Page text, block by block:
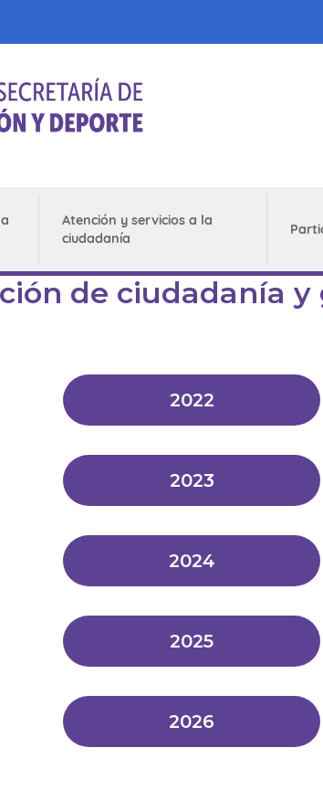
Atención y servicios a la
ciudadanía
de ciudadanía
2022
2023
2024
2025
2026